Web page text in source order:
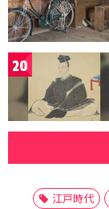
20
江戸時代